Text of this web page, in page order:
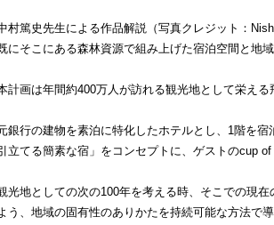
村篤史先生による作品解説（写真クレジット：
にそこにある森林資源で組み上げた宿泊空間と地
計画は年間約400万人が訪れる観光地として栄える
銀行の建物を素泊に特化したホテルとし、1階を
立てる簡素な宿」をコンセプトに、ゲストのcup
光地としての次の100年を考える時、そこでの現
う、地域の固有性のありかたを持続可能な方法で